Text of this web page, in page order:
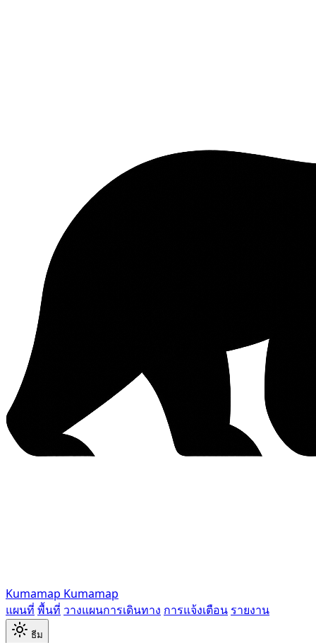
Kumamap Kumamap
แผนที่ พื้นที่ วางแผนการเดินทาง การแจ้งเตือน รายงาน
ธีม